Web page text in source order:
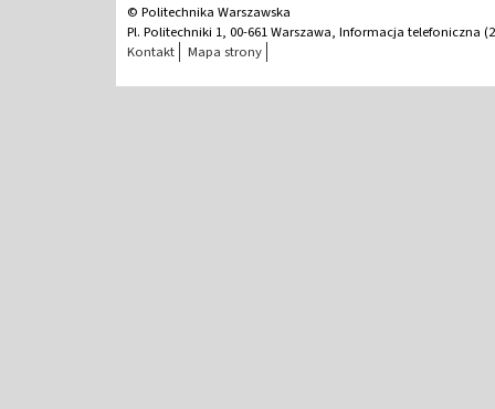
© Politechnika Warszawska
Pl. Politechniki 1, 00-661 Warszawa, Informacja telefoniczna
Kontakt
Mapa strony